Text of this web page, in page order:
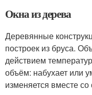
Окна из дерева
Деревянные
построек из бруса.
действием
объём: набухает или
изменяется вместе